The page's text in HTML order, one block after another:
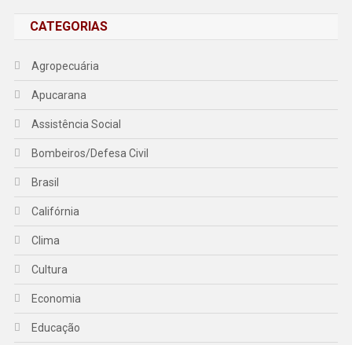
CATEGORIAS
Agropecuária
Apucarana
Assistência Social
Bombeiros/Defesa Civil
Brasil
Califórnia
Clima
Cultura
Economia
Educação